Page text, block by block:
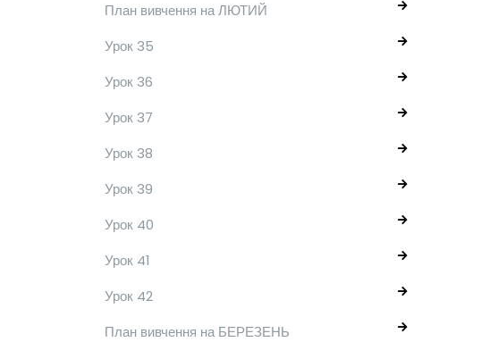
План вивчення на ЛЮТИЙ
Урок 35
Урок 36
Урок 37
Урок 38
Урок 39
Урок 40
Урок 41
Урок 42
План вивчення на БЕРЕЗЕНЬ